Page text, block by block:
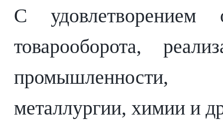
С удовлетворением
товарооборота,
промышленности,
металлургии, химии и